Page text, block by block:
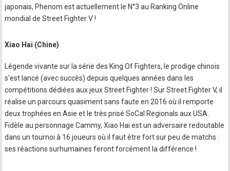
japonais, Phenom est actuellement le N°3 au Ranking Online
mondial de Street Fighter V !
Xiao Hai (Chine)
Légende vivante sur la série des King Of Fighters, le prodige chinois
s'est lancé (avec succès) depuis quelques années dans les
compétitions dédiées aux jeux Street Fighter ! Sur Street Fighter V, il
réalise un parcours quasiment sans faute en 2016 où il remporte
deux trophées en Asie et le très prisé SoCal Regionals aux USA.
Fidèle au personnage Cammy, Xiao Hai est un adversaire redoutable
dans un tournoi à 16 joueurs où il faut être fort sur peu de matchs :
ses réactions surhumaines feront forcément la différence !